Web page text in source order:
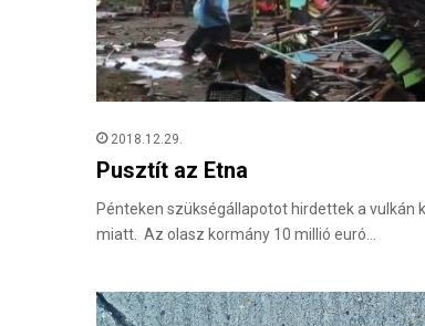
2018.12.29.
Pusztít az Etna
Pénteken szükségállapotot hirdettek a
miatt. Az olasz kormány 10 millió euró…